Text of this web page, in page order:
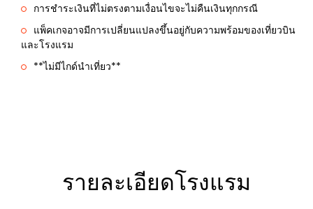
การชำระเงินที่ไม่ตรงตามเงื่อนไขจะไม่คืนเงินทุกกรณี
แพ็คเกจอาจมีการเปลี่ยนแปลงขึ้นอยู่กับความพร้อมของเที่ยวบิน
และโรงแรม
**ไม่มีไกด์นำเที่ยว**
รายละเอียดโรงแรม